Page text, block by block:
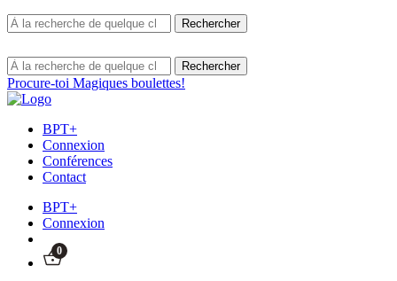
Procure-toi Magiques boulettes!
BPT+
Connexion
Conférences
Contact
BPT+
Connexion
0